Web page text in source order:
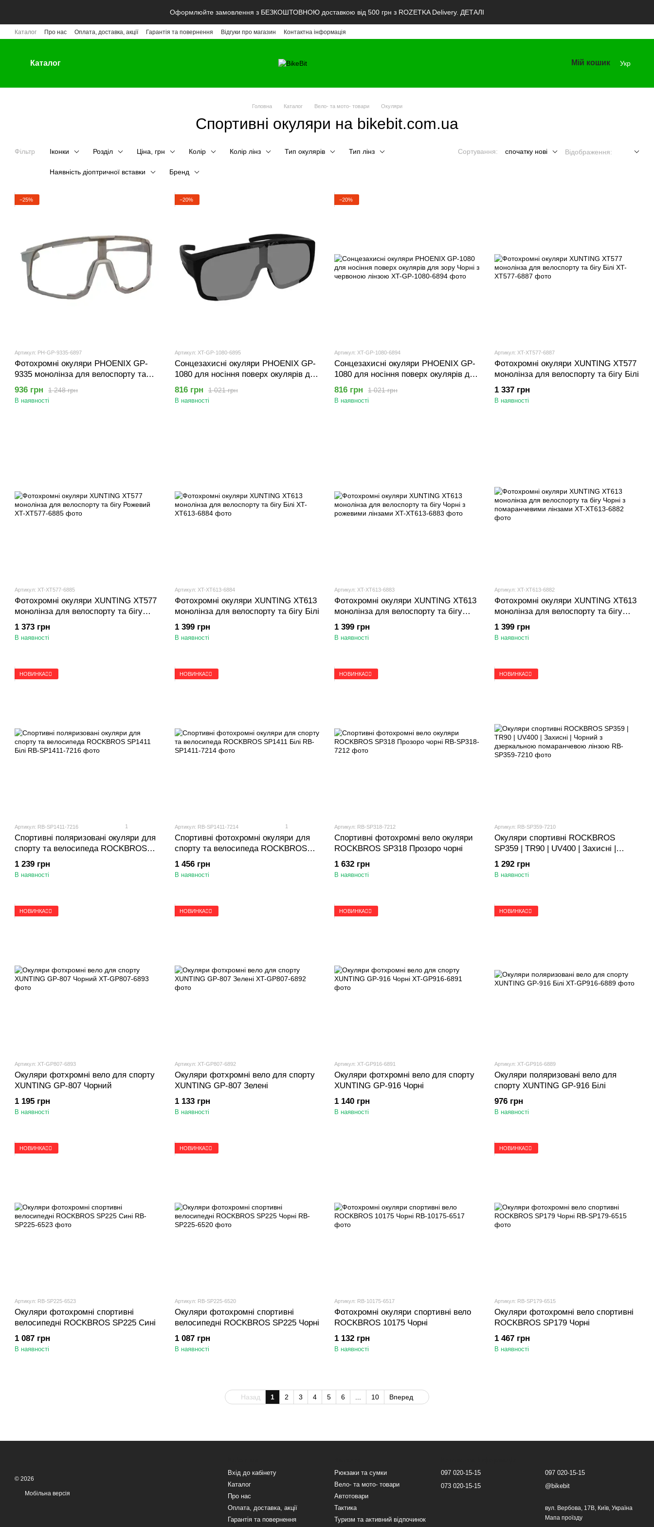
Оформлюйте замовлення з БЕЗКОШТОВНОЮ доставкою від 500 грн з ROZETKA Delivery. ДЕТАЛІ
Каталог Про нас Оплата, доставка, акції Гарантія та повернення Відгуки про магазин Контактна інформація
Каталог Мій кошик Укр
Головна Каталог Вело- та мото- товари Окуляри
Спортивні окуляри на bikebit.com.ua
Фільтр Іконки Розділ Ціна, грн Колір Колір лінз Тип окулярів Тип лінз
Наявність діоптричної вставки Бренд
Сортування: спочатку нові Відображення:
−25%
Артикул: PH-GP-9335-6897
Фотохромні окуляри PHOENIX GP-
9335 монолінза для велоспорту та
бігу Білі
1 248 грн
936 грн
В наявності
−20%
Артикул: XT-GP-1080-6895
Сонцезахисні окуляри PHOENIX GP-
1080 для носіння поверх окулярів для
зору Чорні з сірою лінзою
1 021 грн
816 грн
В наявності
−20%
Артикул: XT-GP-1080-6894
Сонцезахисні окуляри PHOENIX GP-
1080 для носіння поверх окулярів для
зору Чорні з червоною лінзою
1 021 грн
816 грн
В наявності
Артикул: XT-XT577-6887
Фотохромні окуляри XUNTING XT577
монолінза для велоспорту та бігу Білі
1 337 грн
В наявності
Артикул: XT-XT577-6885
Фотохромні окуляри XUNTING XT577
монолінза для велоспорту та бігу
Рожевий
1 373 грн
В наявності
Артикул: XT-XT613-6884
Фотохромні окуляри XUNTING XT613
монолінза для велоспорту та бігу Білі
1 399 грн
В наявності
Артикул: XT-XT613-6883
Фотохромні окуляри XUNTING XT613
монолінза для велоспорту та бігу
Чорні з рожевими лінзами
1 399 грн
В наявності
Артикул: XT-XT613-6882
Фотохромні окуляри XUNTING XT613
монолінза для велоспорту та бігу
Чорні з помаранчевими лінзами
1 399 грн
В наявності
НОВИНКА🚴‍♂️
Артикул: RB-SP1411-7216 1
Спортивні поляризовані окуляри для
спорту та велосипеда ROCKBROS
SP1411 Білі
1 239 грн
В наявності
НОВИНКА🚴‍♂️
Артикул: RB-SP1411-7214 1
Спортивні фотохромні окуляри для
спорту та велосипеда ROCKBROS
SP1411 Білі
1 456 грн
В наявності
НОВИНКА🚴‍♂️
Артикул: RB-SP318-7212
Спортивні фотохромні вело окуляри
ROCKBROS SP318 Прозоро чорні
1 632 грн
В наявності
НОВИНКА🚴‍♂️
Артикул: RB-SP359-7210
Окуляри спортивні ROCKBROS
SP359 | TR90 | UV400 | Захисні |
Чорний з дзеркальною помаранчевою
лінзою
1 292 грн
В наявності
НОВИНКА🚴‍♂️
Артикул: XT-GP807-6893
Окуляри фотхромні вело для спорту
XUNTING GP-807 Чорний
1 195 грн
В наявності
НОВИНКА🚴‍♂️
Артикул: XT-GP807-6892
Окуляри фотхромні вело для спорту
XUNTING GP-807 Зелені
1 133 грн
В наявності
НОВИНКА🚴‍♂️
Артикул: XT-GP916-6891
Окуляри фотхромні вело для спорту
XUNTING GP-916 Чорні
1 140 грн
В наявності
НОВИНКА🚴‍♂️
Артикул: XT-GP916-6889
Окуляри поляризовані вело для
спорту XUNTING GP-916 Білі
976 грн
В наявності
НОВИНКА🚴‍♂️
Артикул: RB-SP225-6523
Окуляри фотохромні спортивні
велосипедні ROCKBROS SP225 Сині
1 087 грн
В наявності
НОВИНКА🚴‍♂️
Артикул: RB-SP225-6520
Окуляри фотохромні спортивні
велосипедні ROCKBROS SP225 Чорні
1 087 грн
В наявності
Артикул: RB-10175-6517
Фотохромні окуляри спортивні вело
ROCKBROS 10175 Чорні
1 132 грн
В наявності
НОВИНКА🚴‍♂️
Артикул: RB-SP179-6515
Окуляри фотохромні вело спортивні
ROCKBROS SP179 Чорні
1 467 грн
В наявності
Назад 1 2 3 4 5 6 10 Вперед
© 2026
Мобільна версія
Вхід до кабінету
Каталог
Про нас
Оплата, доставка, акції
Гарантія та повернення
Рюкзаки та сумки
Вело- та мото- товари
Автотовари
Тактика
Туризм та активний відпочинок
097 020-15-15
073 020-15-15
097 020-15-15
@bikebit
вул. Вербова, 17В, Київ, Україна
Мапа проїзду